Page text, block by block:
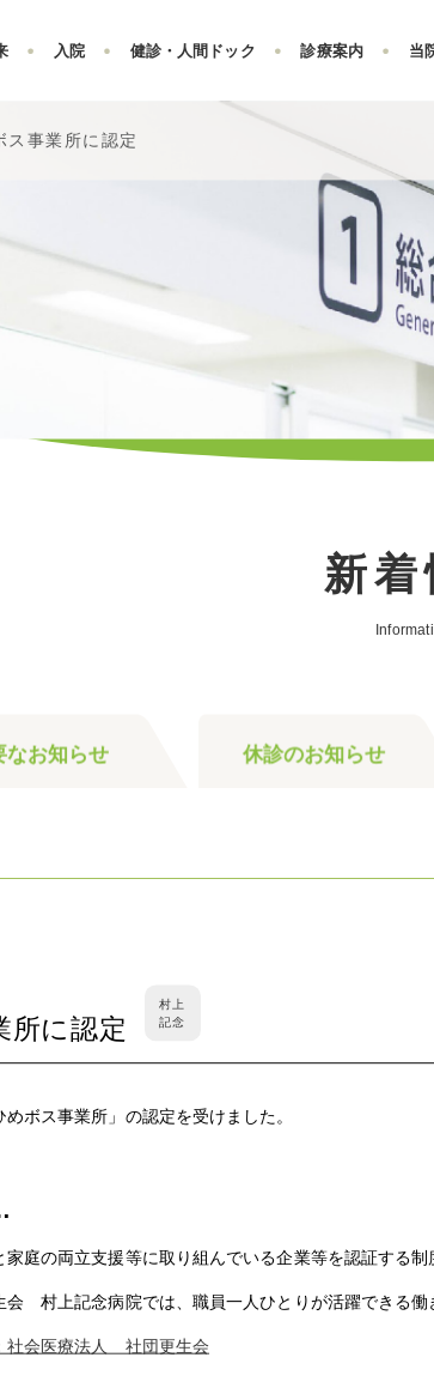
入院 健診・人間ドック 診療案内 当
ス事業所に認定
新着
なお知らせ 休診のお知らせ
所に認定
村上
記念
ボス事業所」の認定を受けました。
庭の両立支援等に取り組んでいる企業等を認証する制
会 村上記念病院では、職員一人ひとりが活躍できる働
社会医療法人 社団更生会